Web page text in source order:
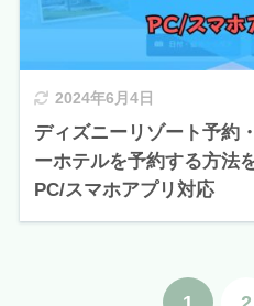
2024年6月4日
ディズニーリゾート予約
ーホテルを予約する方法
PC/スマホアプリ対応